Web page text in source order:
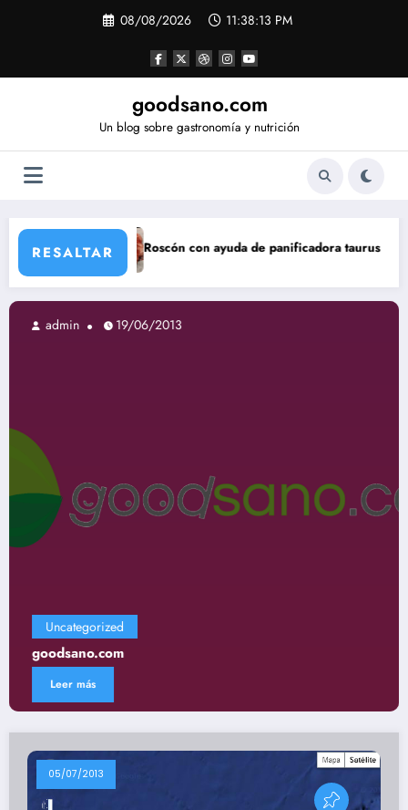
08/08/2026 11:38:14 PM
goodsano.com
Un blog sobre gastronomía y nutrición
RESALTAR
Roscón con ayuda de panificadora taurus My Bread
Uncategorized
goodsano.com
Leer más
admin 19/06/2013
05/07/2013